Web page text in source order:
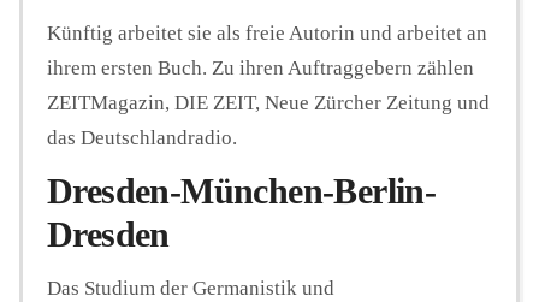
Seminare
Unterstützen
Künftig arbeitet sie als freie Autorin und arbeitet an
ihrem ersten Buch. Zu ihren Auftraggebern zählen
ZEITMagazin, DIE ZEIT, Neue Zürcher Zeitung und
das Deutschlandradio.
Dresden-München-Berlin-
Dresden
Das Studium der Germanistik und